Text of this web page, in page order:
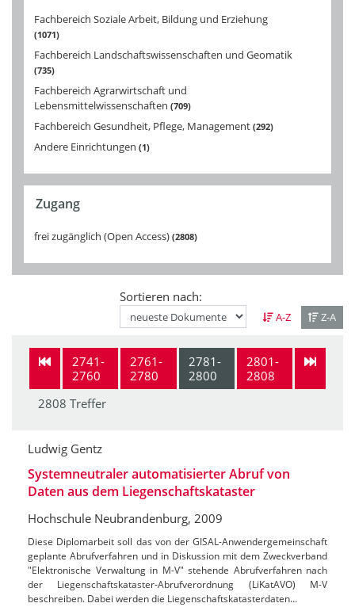
Fachbereich Soziale Arbeit, Bildung und Erziehung
1071
Fachbereich Landschaftswissenschaften und Geomatik
735
Fachbereich Agrarwirtschaft und
Lebensmittelwissenschaften 709
Fachbereich Gesundheit, Pflege, Management 292
Andere Einrichtungen 1
Zugang
frei zugänglich (Open Access) 2808
Sortieren nach:
A-Z Z-A
2741-
2760
2761-
2780
2781-
2800
2801-
2808
2808 Treffer
Ludwig Gentz
Systemneutraler automatisierter Abruf von
Daten aus dem Liegenschaftskataster
Hochschule Neubrandenburg, 2009
Diese Diplomarbeit soll das von der GISAL-Anwendergemeinschaft
geplante Abrufverfahren und in Diskussion mit dem Zweckverband
"Elektronische Verwaltung in M-V" stehende Abrufverfahren nach
der Liegenschaftskataster-Abrufverordnung (LiKatAVO) M-V
beschreiben. Dabei werden die Liegenschaftskatasterdaten…